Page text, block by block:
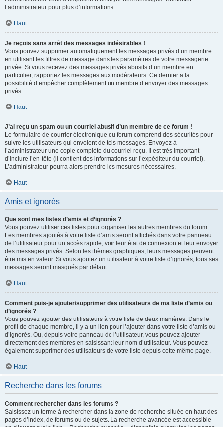
l’administrateur pour plus d’informations.
Haut
Je reçois sans arrêt des messages indésirables !
Vous pouvez supprimer automatiquement les messages privés d’un membre
en utilisant les filtres de message dans les paramètres de votre messagerie
privée. Si vous recevez des messages privés abusifs d’un membre en
particulier, rapportez les messages aux modérateurs. Ce dernier a la
possibilité d’empêcher complètement un membre d’envoyer des messages
privés.
Haut
J’ai reçu un spam ou un courriel abusif d’un membre de ce forum !
Le formulaire de courrier électronique du forum comprend des sécurités pour
suivre les utilisateurs qui envoient de tels messages. Envoyez à
l’administrateur une copie complète du courriel reçu. Il est très important
d’inclure l’en-tête (il contient des informations sur l’expéditeur du courriel).
L’administrateur pourra alors prendre les mesures nécessaires.
Haut
Amis et ignorés
Que sont mes listes d’amis et d’ignorés ?
Vous pouvez utiliser ces listes pour organiser les autres membres du forum.
Les membres ajoutés à votre liste d’amis seront affichés dans votre panneau
de l’utilisateur pour un accès rapide, voir leur état de connexion et leur envoyer
des messages privés. Selon les thèmes graphiques, leurs messages peuvent
être mis en valeur. Si vous ajoutez un utilisateur à votre liste d’ignorés, tous ses
messages seront masqués par défaut.
Haut
Comment puis-je ajouter/supprimer des utilisateurs de ma liste d’amis ou
d’ignorés ?
Vous pouvez ajouter des utilisateurs à votre liste de deux manières. Dans le
profil de chaque membre, il y a un lien pour l’ajouter dans votre liste d’amis ou
d’ignorés. Ou, depuis votre panneau de l’utilisateur, vous pouvez ajouter
directement des membres en saisissant leur nom d’utilisateur. Vous pouvez
également supprimer des utilisateurs de votre liste depuis cette même page.
Haut
Recherche dans les forums
Comment rechercher dans les forums ?
Saisissez un terme à rechercher dans la zone de recherche située en haut des
pages d’index, de forums ou de sujets. La recherche avancée est accessible